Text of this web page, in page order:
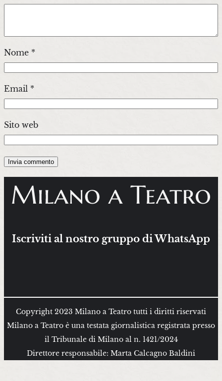
Nome *
Email *
Sito web
Iscriviti al nostro gruppo di WhatsApp
Copyright 2023 Milano a Teatro tutti i diritti riservati
Milano a Teatro è una testata giornalistica registrata presso
il Tribunale di Milano al n. 1421/2024
Direttore responsabile: Marta Calcagno Baldini